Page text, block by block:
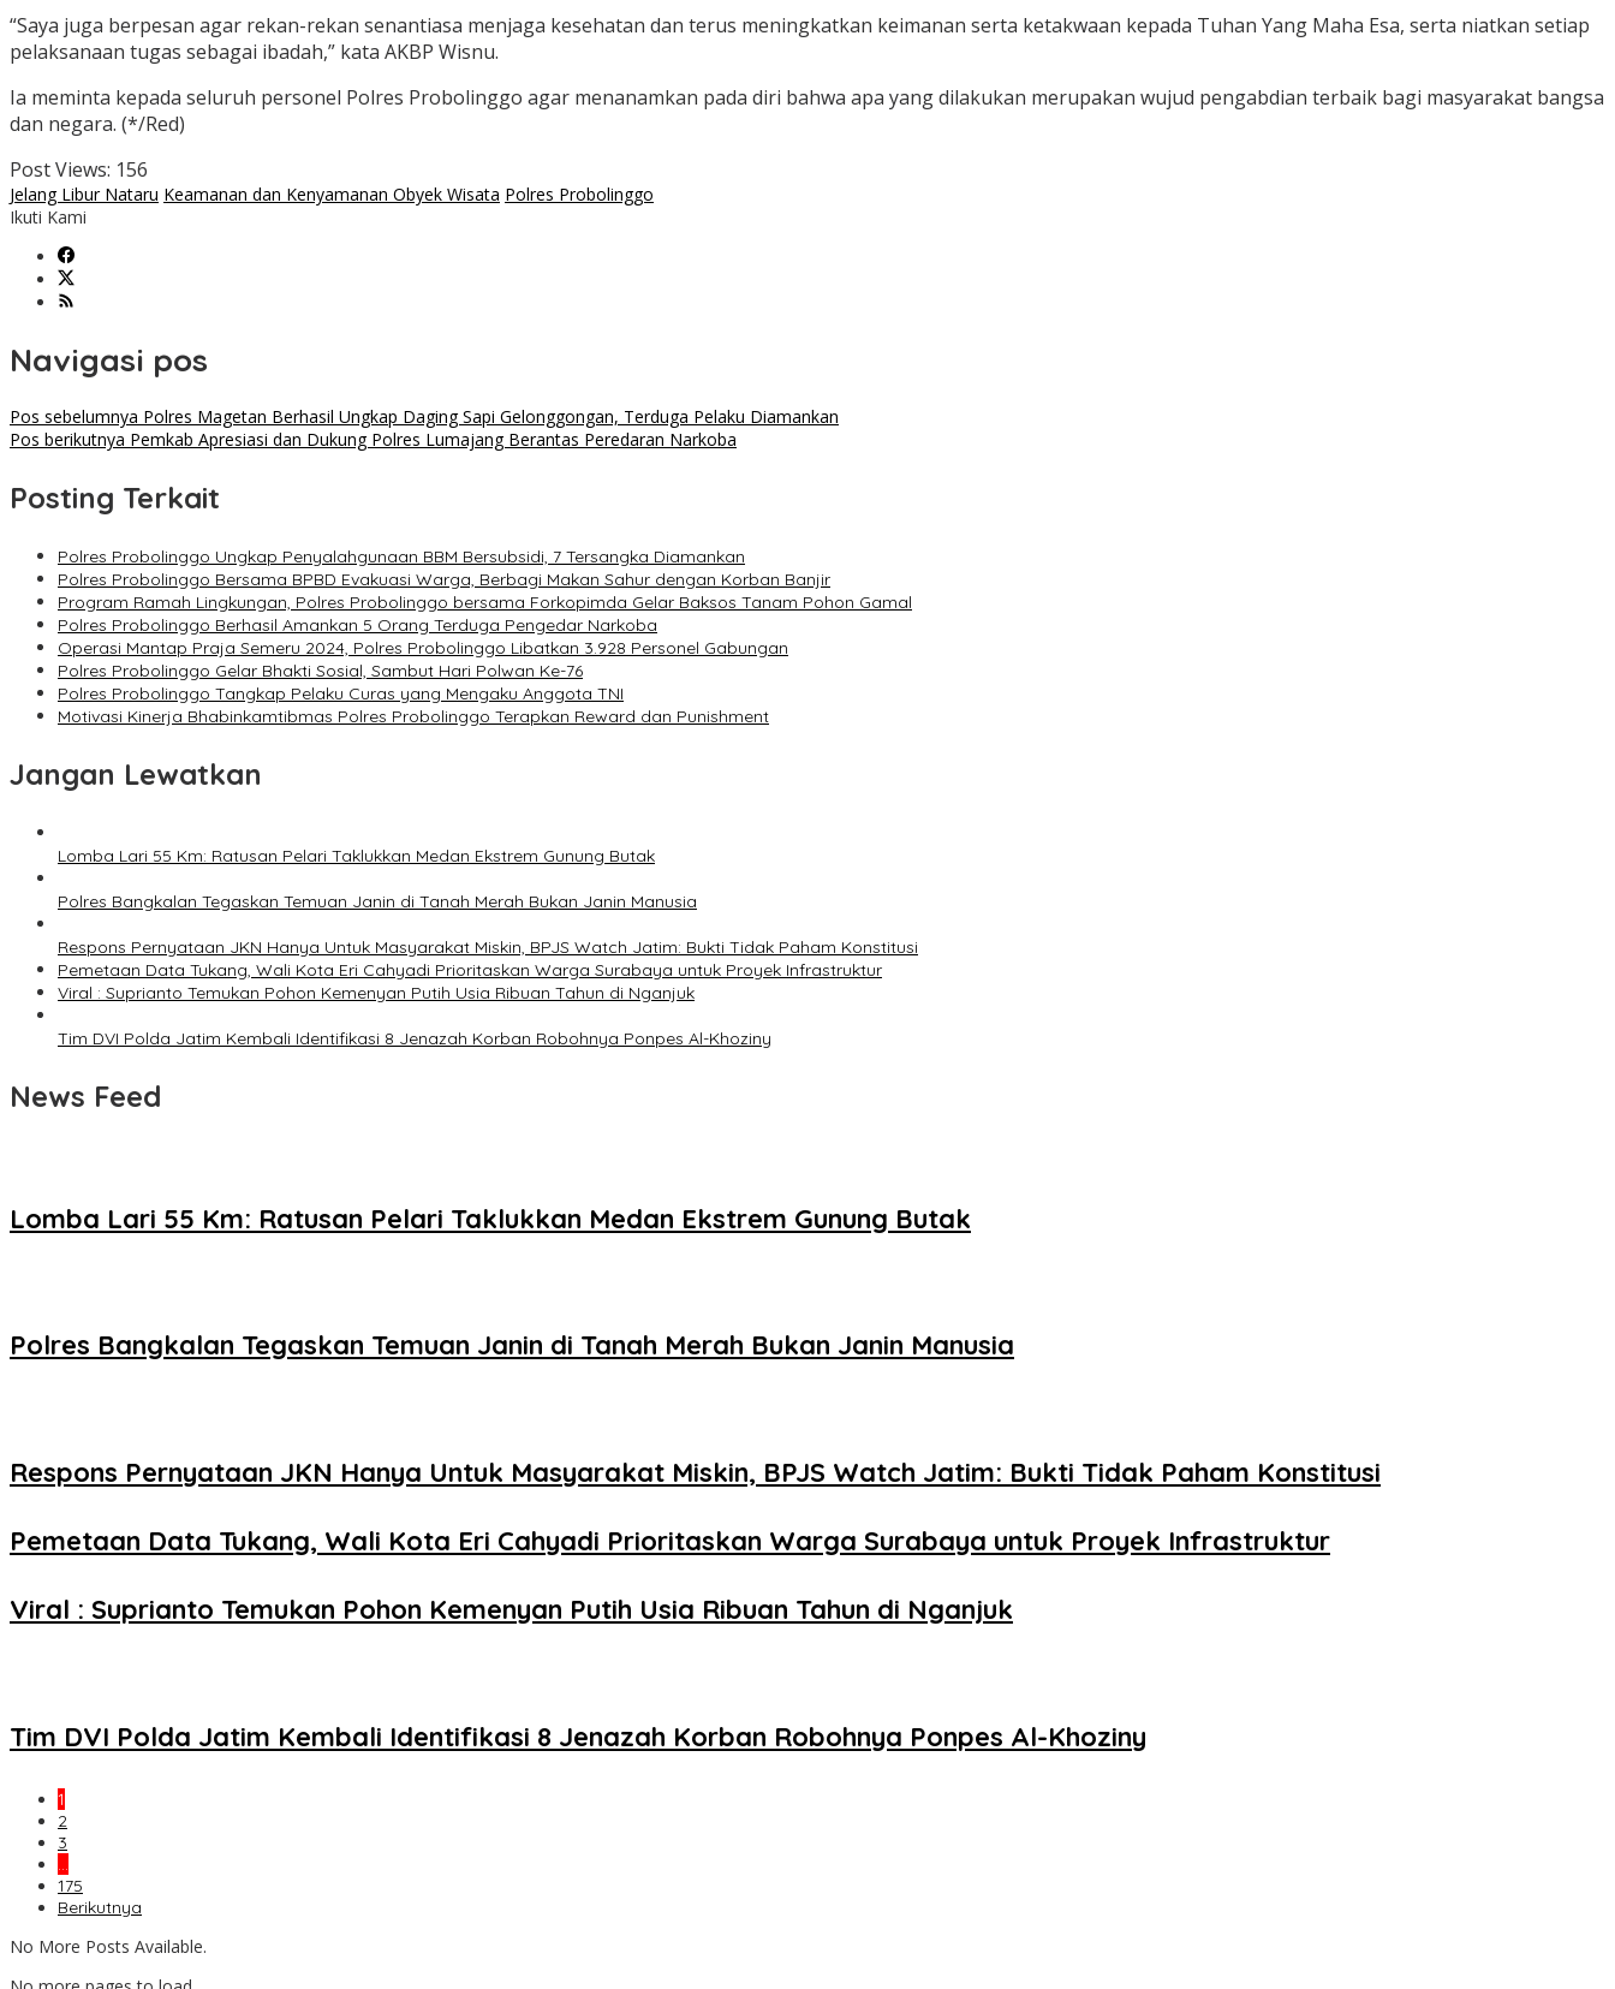
“Saya juga berpesan agar rekan-rekan senantiasa menjaga kesehatan dan terus meningkatkan keimanan serta ketakwaan kepada Tuhan Yang Maha Esa, serta niatkan setiap
pelaksanaan tugas sebagai ibadah,” kata AKBP Wisnu.
Ia meminta kepada seluruh personel Polres Probolinggo agar menanamkan pada diri bahwa apa yang dilakukan merupakan wujud pengabdian terbaik bagi masyarakat bangsa
dan negara. (*/Red)
Post Views: 156
Jelang Libur Nataru Keamanan dan Kenyamanan Obyek Wisata Polres Probolinggo
Ikuti Kami
Navigasi pos
Pos sebelumnya Polres Magetan Berhasil Ungkap Daging Sapi Gelonggongan, Terduga Pelaku Diamankan
Pos berikutnya Pemkab Apresiasi dan Dukung Polres Lumajang Berantas Peredaran Narkoba
Posting Terkait
Polres Probolinggo Ungkap Penyalahgunaan BBM Bersubsidi, 7 Tersangka Diamankan
Polres Probolinggo Bersama BPBD Evakuasi Warga, Berbagi Makan Sahur dengan Korban Banjir
Program Ramah Lingkungan, Polres Probolinggo bersama Forkopimda Gelar Baksos Tanam Pohon Gamal
Polres Probolinggo Berhasil Amankan 5 Orang Terduga Pengedar Narkoba
Operasi Mantap Praja Semeru 2024, Polres Probolinggo Libatkan 3.928 Personel Gabungan
Polres Probolinggo Gelar Bhakti Sosial, Sambut Hari Polwan Ke-76
Polres Probolinggo Tangkap Pelaku Curas yang Mengaku Anggota TNI
Motivasi Kinerja Bhabinkamtibmas Polres Probolinggo Terapkan Reward dan Punishment
Jangan Lewatkan
Lomba Lari 55 Km: Ratusan Pelari Taklukkan Medan Ekstrem Gunung Butak
Polres Bangkalan Tegaskan Temuan Janin di Tanah Merah Bukan Janin Manusia
Respons Pernyataan JKN Hanya Untuk Masyarakat Miskin, BPJS Watch Jatim: Bukti Tidak Paham Konstitusi
Pemetaan Data Tukang, Wali Kota Eri Cahyadi Prioritaskan Warga Surabaya untuk Proyek Infrastruktur
Viral : Suprianto Temukan Pohon Kemenyan Putih Usia Ribuan Tahun di Nganjuk
Tim DVI Polda Jatim Kembali Identifikasi 8 Jenazah Korban Robohnya Ponpes Al-Khoziny
News Feed
Lomba Lari 55 Km: Ratusan Pelari Taklukkan Medan Ekstrem Gunung Butak
Polres Bangkalan Tegaskan Temuan Janin di Tanah Merah Bukan Janin Manusia
Respons Pernyataan JKN Hanya Untuk Masyarakat Miskin, BPJS Watch Jatim: Bukti Tidak Paham Konstitusi
Pemetaan Data Tukang, Wali Kota Eri Cahyadi Prioritaskan Warga Surabaya untuk Proyek Infrastruktur
Viral : Suprianto Temukan Pohon Kemenyan Putih Usia Ribuan Tahun di Nganjuk
Tim DVI Polda Jatim Kembali Identifikasi 8 Jenazah Korban Robohnya Ponpes Al-Khoziny
1
2
3
…
175
Berikutnya
No More Posts Available.